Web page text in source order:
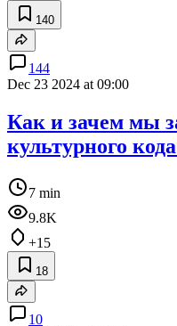
140
144
Dec 23 2024 at 09:00
Как и зачем мы
культурного
7 min
9.8K
+15
18
10